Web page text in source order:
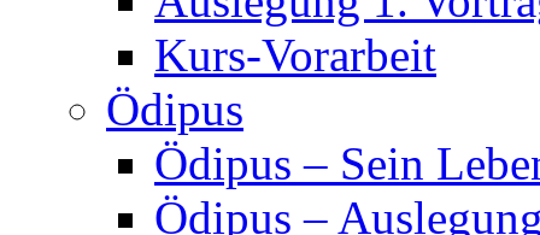
Kurs-Vorarbeit
Ödipus
Ödipus – Sein
Ödipus –